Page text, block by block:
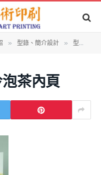
» 型錄、簡介設計 » 型錄設計:王德傳甘甜暢快冷泡茶
茶內頁